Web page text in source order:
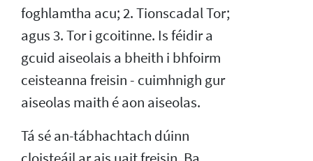
foghlamtha acu; 2. Tionscadal Tor;
agus 3. Tor i gcoitinne. Is féidir a
gcuid aiseolais a bheith i bhfoirm
ceisteanna freisin - cuimhnigh gur
aiseolas maith é aon aiseolas.
Tá sé an-tábhachtach dúinn